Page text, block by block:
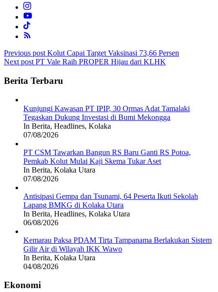
Post
navigation
Previous post Kolut Capai Target Vaksinasi 73,66 Persen
Next post PT Vale Raih PROPER Hijau dari KLHK
Berita Terbaru
Kunjungi Kawasan PT IPIP, 30 Ormas Adat Tamalaki
Tegaskan Dukung Investasi di Bumi Mekongga
In Berita, Headlines, Kolaka
07/08/2026
PT CSM Tawarkan Bangun RS Baru Ganti RS Potoa,
Pemkab Kolut Mulai Kaji Skema Tukar Aset
In Berita, Kolaka Utara
07/08/2026
Antisipasi Gempa dan Tsunami, 64 Peserta Ikuti Sekolah
Lapang BMKG di Kolaka Utara
In Berita, Headlines, Kolaka Utara
06/08/2026
Kemarau Paksa PDAM Tirta Tampanama Berlakukan Sistem
Gilir Air di Wilayah IKK Wawo
In Berita, Kolaka Utara
04/08/2026
Ekonomi